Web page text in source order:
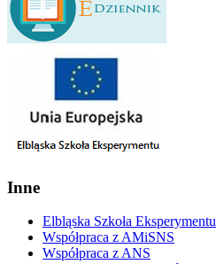
Inne
Elbląska Szkoła Eksperymentu
Współpraca z AMiSNS
Współpraca z ANS